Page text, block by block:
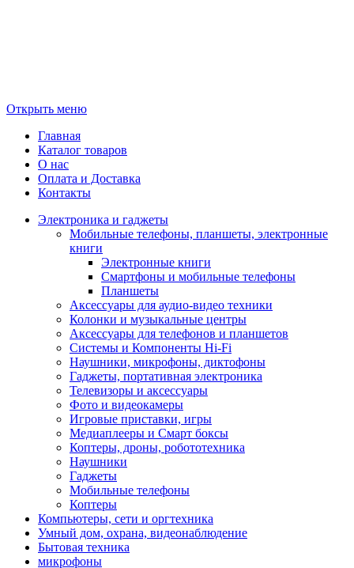
Открыть меню
Главная
Каталог товаров
О нас
Оплата и Доставка
Контакты
Электроника и гаджеты
Мобильные телефоны, планшеты, электронные
книги
Электронные книги
Смартфоны и мобильные телефоны
Планшеты
Аксессуары для аудио-видео техники
Колонки и музыкальные центры
Аксессуары для телефонов и планшетов
Системы и Компоненты Hi-Fi
Наушники, микрофоны, диктофоны
Гаджеты, портативная электроника
Телевизоры и аксессуары
Фото и видеокамеры
Игровые приставки, игры
Медиаплееры и Смарт боксы
Коптеры, дроны, робототехника
Наушники
Гаджеты
Мобильные телефоны
Коптеры
Компьютеры, сети и оргтехника
Умный дом, охрана, видеонаблюдение
Бытовая техника
микрофоны